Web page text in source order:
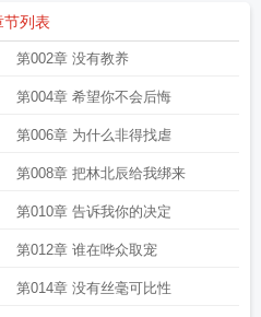
大佬完整版免费阅读
都是大佬完整版免费观看我的徒弟都是大
徒弟都是大佬笔趣阁
看三 我的徒弟都是大佬全集
是大佬漫画免费阅读下拉我的徒弟诸天大
我的徒弟都是大佬免费下拉式漫画
佬完整版我的徒弟都是大佬漫画免费阅
剧在线观看都是大佬 最新章节 无弹
观看我的徒弟都是大佬免费漫画
节列表
第002章 没有教养
第004章 希望你不会后悔
第006章 为什么非得找虐
第008章 把林北辰给我绑来
第010章 告诉我你的决定
第012章 谁在哗众取宠
第014章 没有丝毫可比性